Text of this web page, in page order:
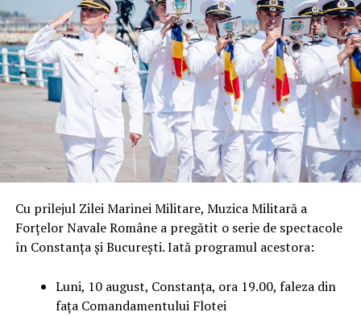
Cu prilejul Zilei Marinei Militare, Muzica Militară a
Forțelor Navale Române a pregătit o serie de spectacole
în Constanța și București. Iată programul acestora:
Luni, 10 august, Constanța, ora 19.00, faleza din
fața Comandamentului Flotei